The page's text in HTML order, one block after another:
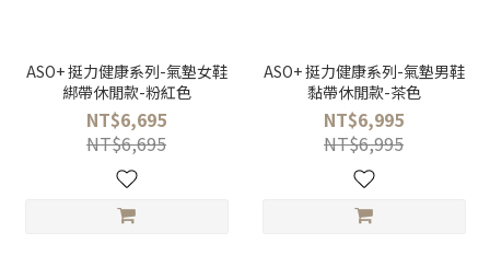
ASO+ 挺力健康系列-氣墊女鞋
綁帶休閒款-粉紅色
NT$6,695
NT$6,695
ASO+ 挺力健康系列-氣墊男鞋
黏帶休閒款-茶色
NT$6,995
NT$6,995